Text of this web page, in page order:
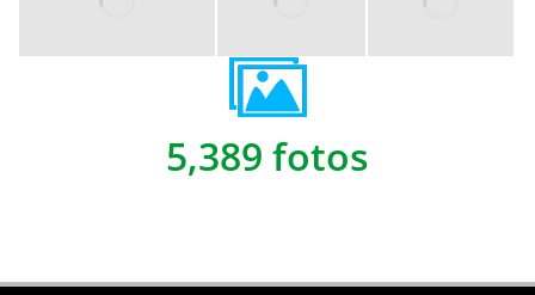
5,389 fotos